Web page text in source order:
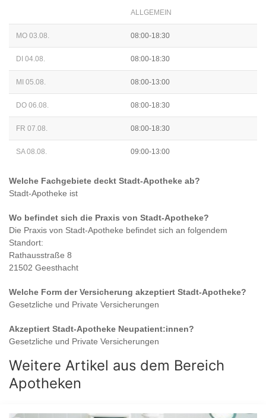
ALLGEMEIN
MO 03.08. 08:00-18:30
DI 04.08. 08:00-18:30
MI 05.08. 08:00-13:00
DO 06.08. 08:00-18:30
FR 07.08. 08:00-18:30
SA 08.08. 09:00-13:00
Welche Fachgebiete deckt Stadt-Apotheke ab?
Stadt-Apotheke ist
Wo befindet sich die Praxis von Stadt-Apotheke?
Die Praxis von Stadt-Apotheke befindet sich an folgendem
Standort:
Rathausstraße 8
21502 Geesthacht
Welche Form der Versicherung akzeptiert Stadt-Apotheke?
Gesetzliche und Private Versicherungen
Akzeptiert Stadt-Apotheke Neupatient:innen?
Gesetzliche und Private Versicherungen
Weitere Artikel aus dem Bereich
Apotheken